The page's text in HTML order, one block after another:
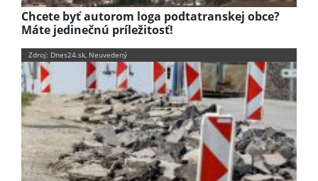
Chcete byť autorom loga podtatranskej obce?
Máte jedinečnú príležitosť!
Zdroj: Dnes24.sk, Neuvedený